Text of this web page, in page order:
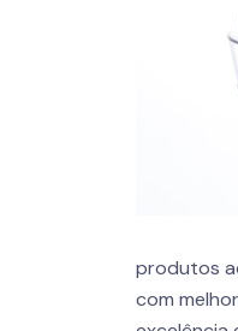
produtos
com